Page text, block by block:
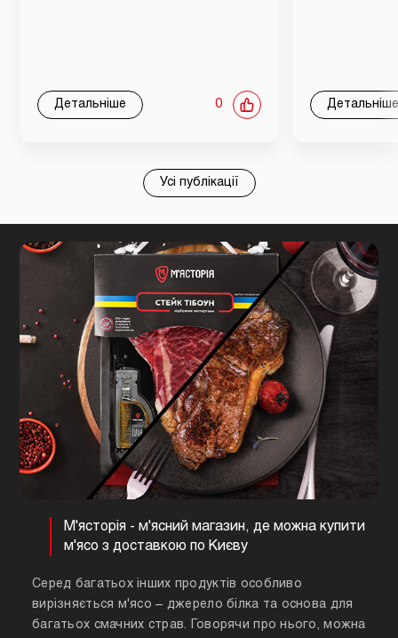
Детальніше 0 Детальніше
Усі публікації
М'ясторія - м'ясний магазин, де можна купити
м'ясо з доставкою по Києву
Серед багатьох інших продуктів особливо
вирізняється м'ясо – джерело білка та основа для
багатьох смачних страв. Говорячи про нього, можна